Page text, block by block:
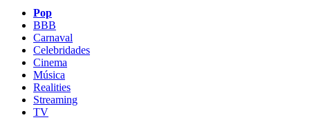
Pop
BBB
Carnaval
Celebridades
Cinema
Música
Realities
Streaming
TV